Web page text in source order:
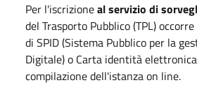
Per l'iscrizioneal servizio di
del Trasporto Pubblico (TPL)
di SPID (Sistema Pubblico per la
Digitale) o Carta identità elettronica
compilazione dell'istanza on line.